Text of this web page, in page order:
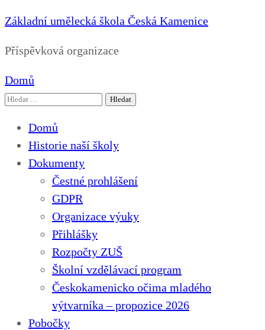
Základní umělecká škola Česká Kamenice
Příspěvková organizace
Domů
Vyhledávání
Domů
Historie naší školy
Dokumenty
Čestné prohlášení
GDPR
Organizace výuky
Přihlášky
Rozpočty ZUŠ
Školní vzdělávací program
Českokamenicko očima mladého
výtvarníka – propozice 2026
Pobočky